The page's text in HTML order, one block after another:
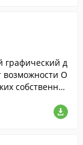
графический д
O
собственны